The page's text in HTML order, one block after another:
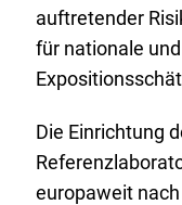
auftretender
für nationale
Die Einrichtung
europaweit